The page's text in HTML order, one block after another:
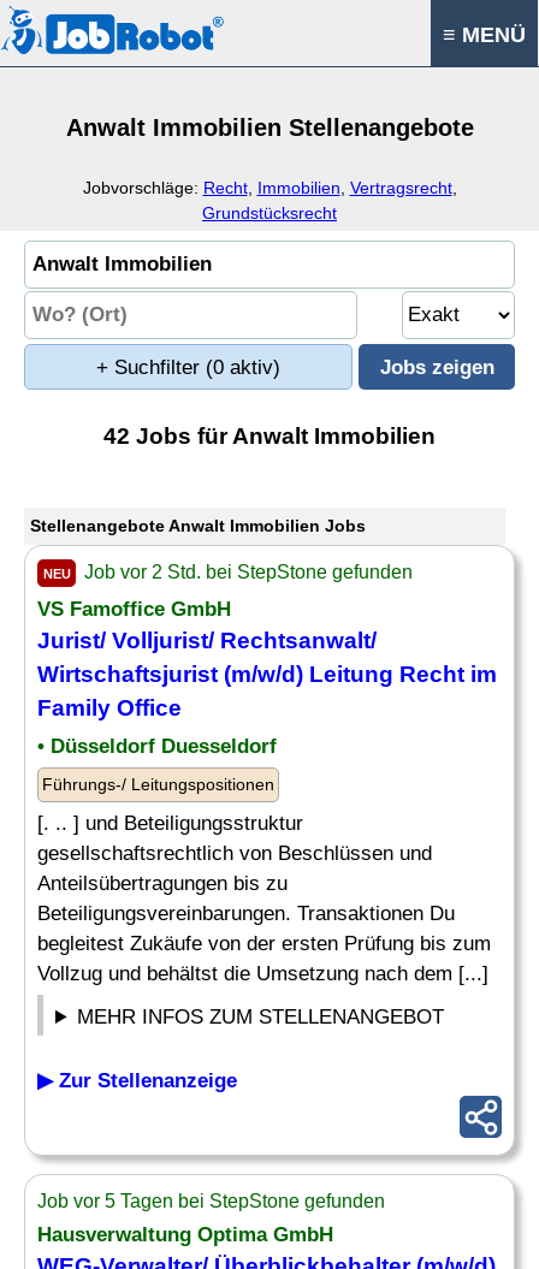
≡ MENÜ
Anwalt Immobilien Stellenangebote
Jobvorschläge: Recht, Immobilien Vertragsrecht,
Grundstücksrecht
+ Suchfilter (0 aktiv)
42 Jobs für Anwalt Immobilien
Stellenangebote Anwalt Immobilien Jobs
NEU Job vor 2 Std. bei StepStone gefunden
VS Famoffice GmbH
Jurist/ Volljurist/ Rechtsanwalt/
Wirtschaftsjurist (m/w/d) Leitung Recht im
Family Office
• Düsseldorf Duesseldorf
Führungs-/ Leitungspositionen
[. .. ] und Beteiligungsstruktur
gesellschaftsrechtlich von Beschlüssen und
Anteilsübertragungen bis zu
Beteiligungsvereinbarungen. Transaktionen Du
begleitest Zukäufe von der ersten Prüfung bis zum
Vollzug und behältst die Umsetzung nach dem [...]
MEHR INFOS ZUM STELLENANGEBOT
▶ Zur Stellenanzeige
Job vor 5 Tagen bei StepStone gefunden
Hausverwaltung Optima GmbH